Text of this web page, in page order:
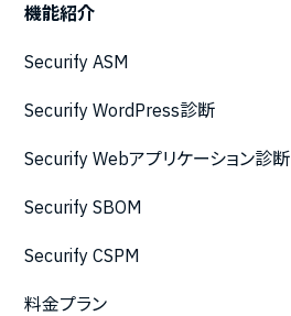
機能紹介
Securify ASM
Securify WordPress診断
Securify Webアプリケーション診断
Securify SBOM
Securify CSPM
料金プラン